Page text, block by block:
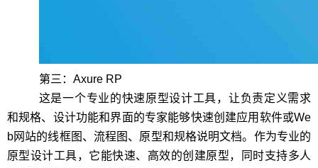
第三： Axure RP
这是一个专业的快速原型设计工具，让负责定义需求
和规格、设计功能和界面的专家能够快速创建应用软件或We
b网站的线框图、流程图、原型和规格说明文档。作为专业的
原型设计工具，它能快速、高效的创建原型，同时支持多人